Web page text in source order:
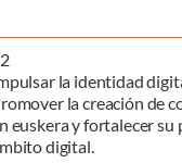
2
la identidad
la creación de
euskera y fortalecer su
digital.